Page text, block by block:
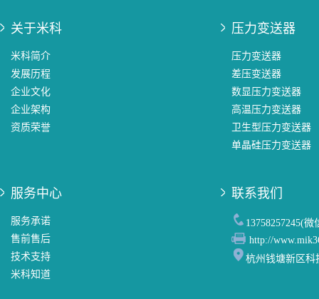
关于米科
米科简介
发展历程
企业文化
企业架构
资质荣誉
压力变送器
压力变送器
差压变送器
数显压力变送器
高温压力变送器
卫生型压力变送器
单晶硅压力变送器
服务中心
服务承诺
售前售后
技术支持
米科知道
联系我们
13758257245(微
http://
杭州钱塘新区科